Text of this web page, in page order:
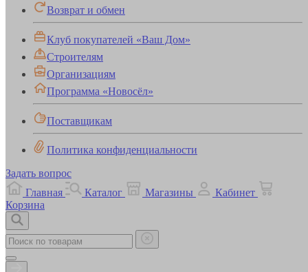
Возврат и обмен
Клуб покупателей «Ваш Дом»
Строителям
Организациям
Программа «Новосёл»
Поставщикам
Политика конфиденциальности
Задать вопрос
Главная
Каталог Магазины
Кабинет
Корзина